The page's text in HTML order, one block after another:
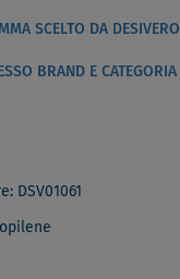
SCELTO DA DESIVERO
BRAND E CATEGORIA
DSV01061